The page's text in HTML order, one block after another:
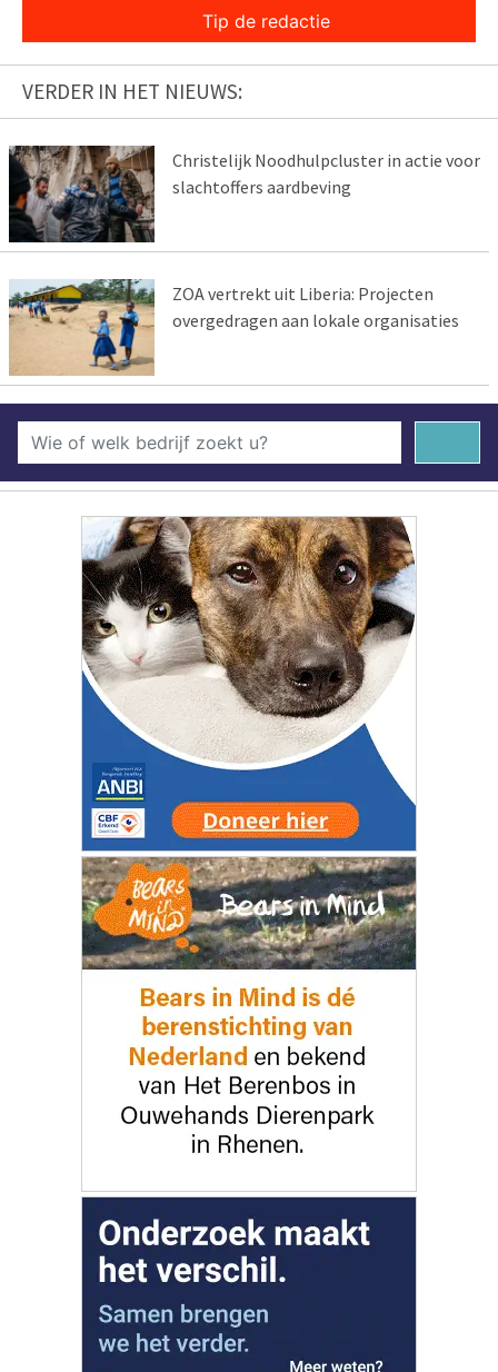
Tip de redactie
VERDER IN HET NIEUWS:
Christelijk Noodhulpcluster in actie voor
slachtoffers aardbeving
ZOA vertrekt uit Liberia: Projecten
overgedragen aan lokale organisaties